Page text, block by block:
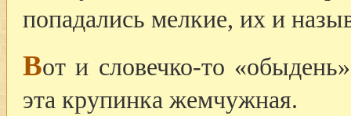
попадались мелкие, их и
Вот и словечко-то
эта крупинка жемчужная.